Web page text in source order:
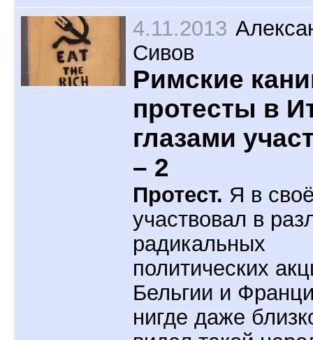
4.11.2013
Сивов
Римские
протесты в
глазами
– 2
Протест. Я в
участвовал в
радикальных
политических
Бельгии и
нигде даже